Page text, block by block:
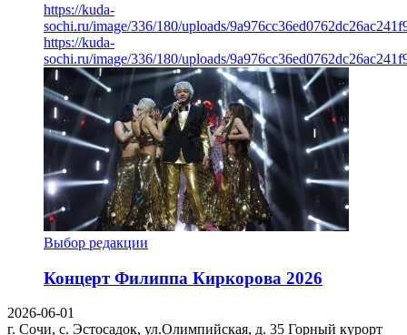
https://kuda-
sochi.ru/image/336/180/uploads/
https://kuda-
sochi.ru/image/336/180/uploads/
Выбор редакции
Концерт Филиппа Киркорова 2026
2026-06-01
г. Сочи, с. Эстосадок, ул.Олимпийская, д. 35 Горный курорт